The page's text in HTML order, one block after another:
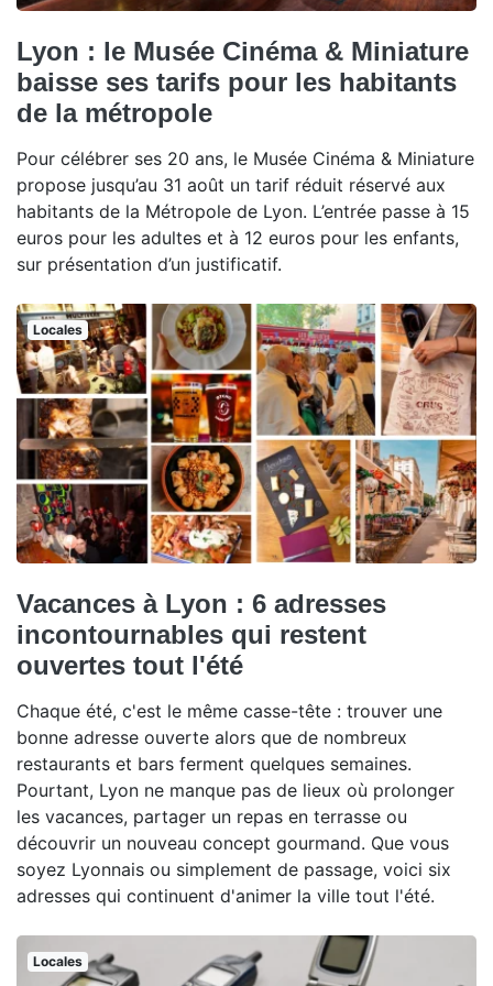
Lyon : le Musée Cinéma & Miniature
baisse ses tarifs pour les habitants
de la métropole
Pour célébrer ses 20 ans, le Musée Cinéma & Miniature
propose jusqu’au 31 août un tarif réduit réservé aux
habitants de la Métropole de Lyon. L’entrée passe à 15
euros pour les adultes et à 12 euros pour les enfants,
sur présentation d’un justificatif.
Locales
Vacances à Lyon : 6 adresses
incontournables qui restent
ouvertes tout l'été
Chaque été, c'est le même casse-tête : trouver une
bonne adresse ouverte alors que de nombreux
restaurants et bars ferment quelques semaines.
Pourtant, Lyon ne manque pas de lieux où prolonger
les vacances, partager un repas en terrasse ou
découvrir un nouveau concept gourmand. Que vous
soyez Lyonnais ou simplement de passage, voici six
adresses qui continuent d'animer la ville tout l'été.
Locales